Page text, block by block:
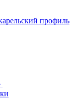
профиль